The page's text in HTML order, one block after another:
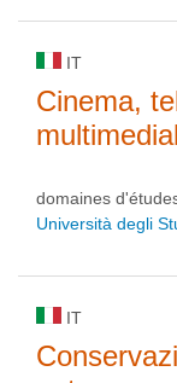
IT
Cinema,
domaines
Università degli
IT